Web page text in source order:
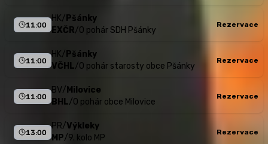
11:00
HK/ Pšánky
EXČR/O pohár SDH Pšánky
Rezervace
11:00
HK/ Pšánky
VČHL/O pohár starosty obce Pšánky
Rezervace
11:00
BV/ Milovice
BHL/O pohár obce Milovice
Rezervace
13:00
PR/Výkleky
MP/9. kolo MP
Rezervace